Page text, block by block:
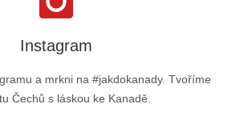
Instagram
a mrkni na #jakdokanady. Tvoříme
Čechů s láskou ke Kanadě.